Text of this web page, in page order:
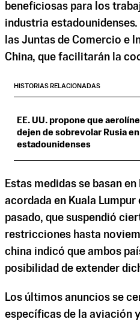
beneficiosas para los
industria
las Juntas de Comercio e
China, que facilitarán la
HISTORIAS RELACIONADAS
EE. UU. propone que
dejen de sobrevolar Rusia
estadounidenses
Estas medidas se basan
acordada en Kuala
pasado, que suspendió
restricciones hasta
china indicó que ambos
posibilidad de extender
Los últimos anuncios se
específicas de la aviación